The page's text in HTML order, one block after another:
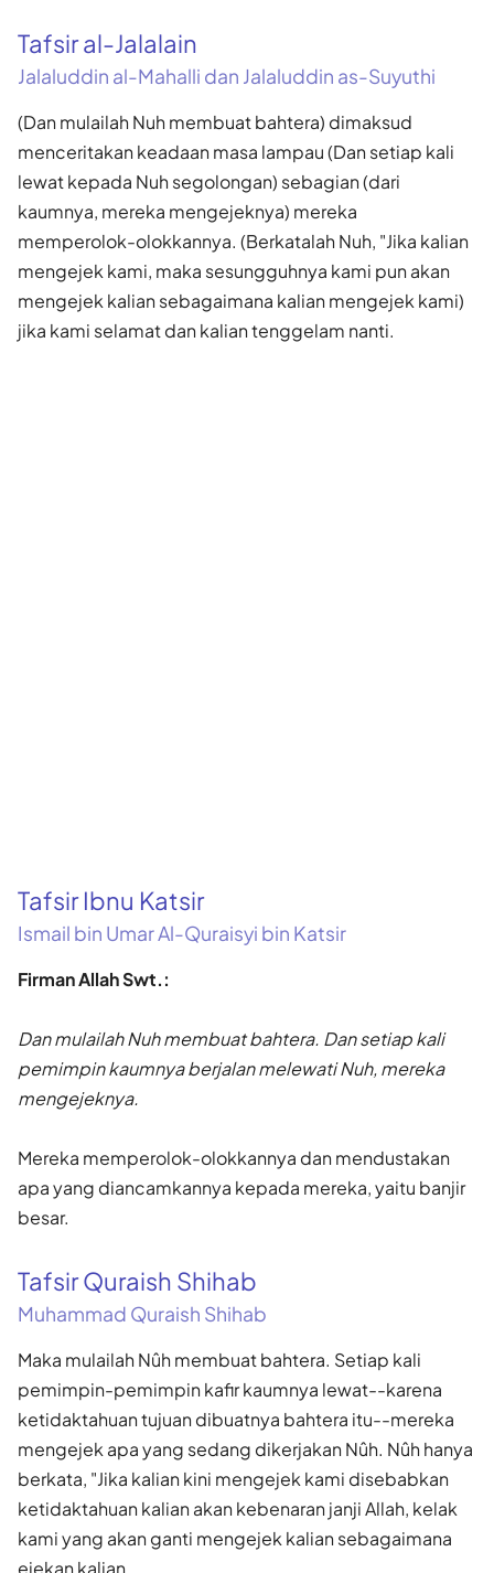
Tafsir al-Jalalain
Jalaluddin al-Mahalli dan Jalaluddin as-Suyuthi
(Dan mulailah Nuh membuat bahtera) dimaksud
menceritakan keadaan masa lampau (Dan setiap kali
lewat kepada Nuh segolongan) sebagian (dari
kaumnya, mereka mengejeknya) mereka
memperolok-olokkannya. (Berkatalah Nuh, "Jika kalian
mengejek kami, maka sesungguhnya kami pun akan
mengejek kalian sebagaimana kalian mengejek kami)
jika kami selamat dan kalian tenggelam nanti.
Tafsir Ibnu Katsir
Ismail bin Umar Al-Quraisyi bin Katsir
Firman Allah Swt.:
Dan mulailah Nuh membuat bahtera. Dan setiap kali
pemimpin kaumnya berjalan melewati Nuh, mereka
mengejeknya.
Mereka memperolok-olokkannya dan mendustakan
apa yang diancamkannya kepada mereka, yaitu banjir
besar.
Tafsir Quraish Shihab
Muhammad Quraish Shihab
Maka mulailah Nûh membuat bahtera. Setiap kali
pemimpin-pemimpin kafir kaumnya lewat--karena
ketidaktahuan tujuan dibuatnya bahtera itu--mereka
mengejek apa yang sedang dikerjakan Nûh. Nûh hanya
berkata, "Jika kalian kini mengejek kami disebabkan
ketidaktahuan kalian akan kebenaran janji Allah, kelak
kami yang akan ganti mengejek kalian sebagaimana
ejekan kalian.